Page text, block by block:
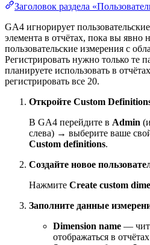
Заголовок раздела
GA4 игнорирует
элемента в отчётах, пока вы явно
пользовательские измерения с
Регистрировать нужно только те
планируете использовать в
регистрировать все 20.
Откройте Custom
В GA4 перейдите в Admin
слева) → выберите ваше
Custom definitions.
Создайте новое
Нажмите Create custom
Заполните данные
Dimension name —
отображаться в